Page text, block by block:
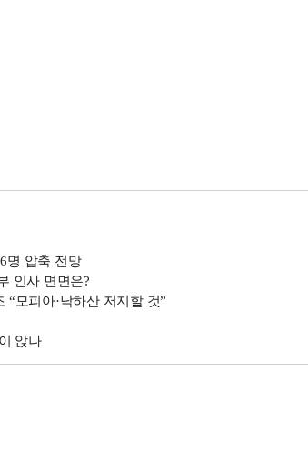
명 압축 전망
인사 면면은?
모피아·낙하산 저지할 것”
앉나